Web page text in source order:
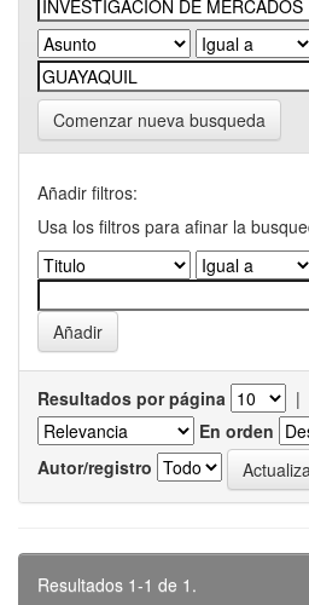
Comenzar nueva busqueda
Añadir filtros:
Usa los filtros para afinar la
Resultados por página |
En orden
Autor/registro
Resultados 1-1 de 1.